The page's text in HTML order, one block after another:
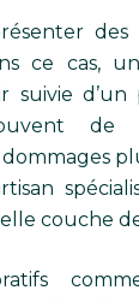
des
ce cas,
suivie d’un
de
couche